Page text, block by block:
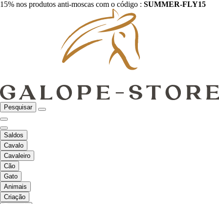
15% nos produtos anti-moscas com o código : SUMMER-FLY15
Pesquisar
Saldos
Cavalo
Cavaleiro
Cão
Gato
Animais
Criação